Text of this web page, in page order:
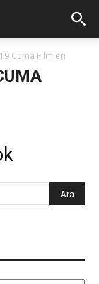
Cuma Filmleri